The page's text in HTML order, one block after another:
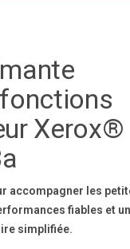
Xerox®
accompagner les
fiables et
simplifiée.